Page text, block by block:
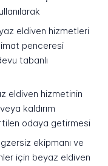
eldiven hizmetleri
penceresi
tabanlı
eldiven hizmetinin
kaldırım
odaya getirmesi
ekipmanı ve
için beyaz eldiven